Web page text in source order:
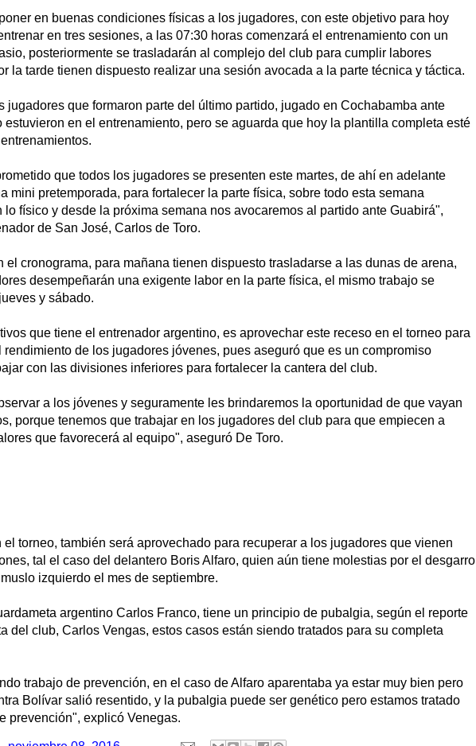
en buenas condiciones físicas a los jugadores, con este objetivo para hoy
en tres sesiones, a las 07:30 horas comenzará el entrenamiento con un
posteriormente se trasladarán al complejo del club para cumplir labores
la tarde tienen dispuesto realizar una sesión avocada a la parte técnica y táctica.
jugadores que formaron parte del último partido, jugado en Cochabamba ante
estuvieron en el entrenamiento, pero se aguarda que hoy la plantilla completa esté
que todos los jugadores se presenten este martes, de ahí en adelante
mini pretemporada, para fortalecer la parte física, sobre todo esta semana
lo físico y desde la próxima semana nos avocaremos al partido ante Guabirá",
de San José, Carlos de Toro.
el cronograma, para mañana tienen dispuesto trasladarse a las dunas de arena,
desempeñarán una exigente labor en la parte física, el mismo trabajo se
y sábado.
que tiene el entrenador argentino, es aprovechar este receso en el torneo para
rendimiento de los jugadores jóvenes, pues aseguró que es un compromiso
con las divisiones inferiores para fortalecer la cantera del club.
a los jóvenes y seguramente les brindaremos la oportunidad de que vayan
porque tenemos que trabajar en los jugadores del club para que empiecen a
que favorecerá al equipo", aseguró De Toro.
el torneo, también será aprovechado para recuperar a los jugadores que vienen
tal el caso del delantero Boris Alfaro, quien aún tiene molestias por el desgarro
izquierdo el mes de septiembre.
argentino Carlos Franco, tiene un principio de pubalgia, según el reporte
del club, Carlos Vengas, estos casos están siendo tratados para su completa
trabajo de prevención, en el caso de Alfaro aparentaba ya estar muy bien pero
Bolívar salió resentido, y la pubalgia puede ser genético pero estamos tratado
prevención", explicó Venegas.